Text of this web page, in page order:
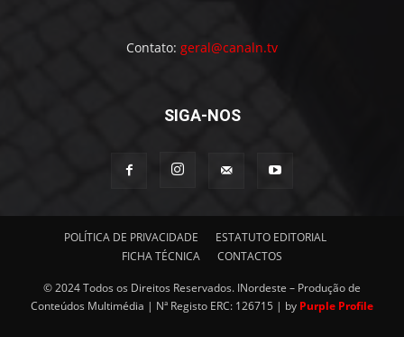
Contato: geral@canaln.tv
SIGA-NOS
POLÍTICA DE PRIVACIDADE
ESTATUTO EDITORIAL
FICHA TÉCNICA
CONTACTOS
© 2024 Todos os Direitos Reservados. INordeste – Produção de
Conteúdos Multimédia | Nª Registo ERC: 126715 | by Purple Profile